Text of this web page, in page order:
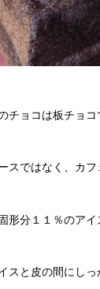
チョコは板チョコ
スではなく、カ
形分１１％のア
スと皮の間にし